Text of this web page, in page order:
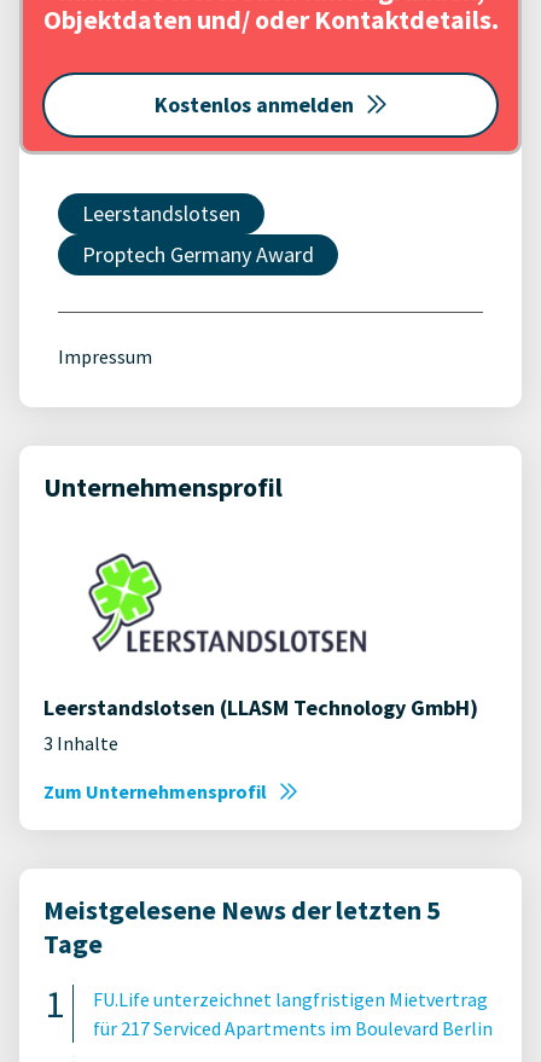
Objektdaten und/ oder Kontaktdetails.
Kostenlos anmelden
Leerstandslotsen
Proptech Germany Award
Impressum
Unternehmensprofil
Leerstandslotsen (LLASM Technology GmbH)
3 Inhalte
Zum Unternehmensprofil
Meistgelesene News der letzten 5
Tage
FU.Life unterzeichnet langfristigen Mietvertrag
für 217 Serviced Apartments im Boulevard Berlin